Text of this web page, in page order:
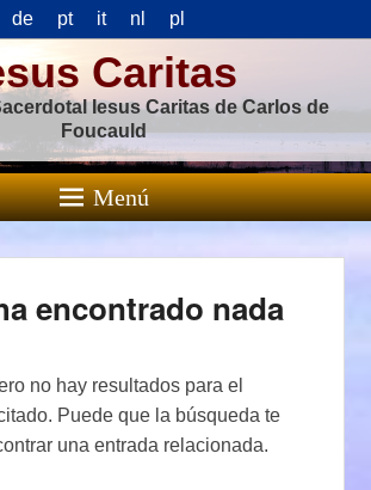
de pt it nl pl
Caritas
Iesus Caritas de Carlos de
Foucauld
Menú
encontrado nada
no hay resultados para el
Puede que la búsqueda te
una entrada relacionada.